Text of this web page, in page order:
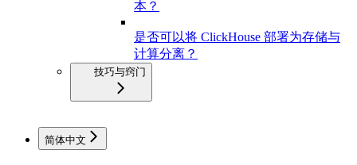
本？
是否可以将 ClickHouse 部署为存储与
计算分离？
技巧与窍门
简体中文